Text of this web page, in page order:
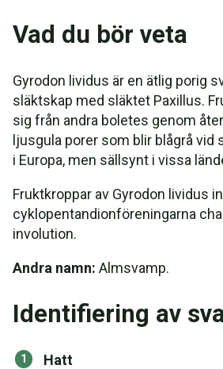
Vad du bör veta
Gyrodon lividus är en ätlig porig
släktskap med släktet Paxillus.
sig från andra boletes genom
ljusgula porer som blir blågrå vid
i Europa, men sällsynt i vissa
Fruktkroppar av Gyrodon lividus
cyklopentandionföreningarna
involution.
Andra namn: Almsvamp.
Identifiering av
Hatt